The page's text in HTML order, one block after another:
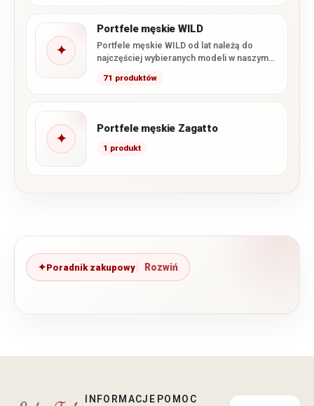
✦
Portfele męskie WILD
Portfele męskie WILD od lat należą do
najczęściej wybieranych modeli w naszym
71 produktów
✦
Portfele męskie Zagatto
1 produkt
Poradnik zakupowy
INFORMACJE POMOC